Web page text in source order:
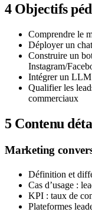
4Objectifs
Comprendre le
Déployer un
Construire un
Instagram/
Intégrer un LLM
Qualifier les
commerciaux
5Contenu
Marketing
Définition et
Cas d’usage :
KPI : taux de
Plateformes